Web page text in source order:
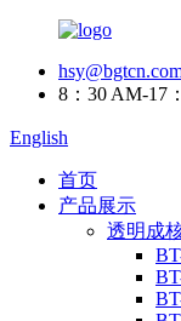
8：30 AM-17
English
首页
产品展示
透明成